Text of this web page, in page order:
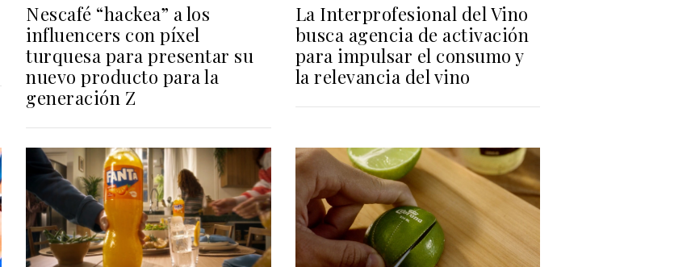
Nescafé “hackea” a los
influencers con píxel
turquesa para presentar su
nuevo producto para la
generación Z
La Interprofesional del Vino
busca agencia de activación
para impulsar el consumo y
la relevancia del vino